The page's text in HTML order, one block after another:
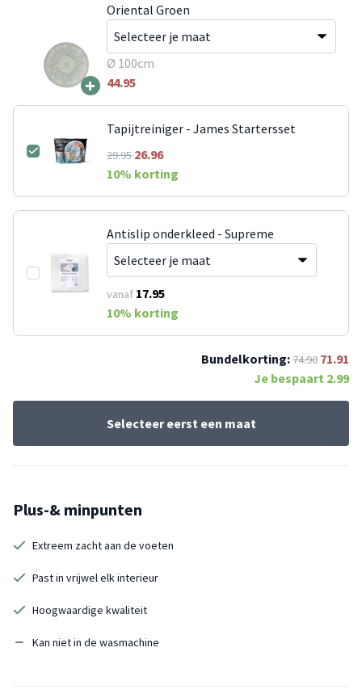
+
Oriental Groen
Ø 100cm
44.95
Tapijtreiniger - James Startersset
29.9526.96
10% korting
Antislip onderkleed - Supreme
vanaf 17.95
10% korting
Bundelkorting:74.90 71.91
Je bespaart 2.99
Selecteer eerst een maat
Plus-& minpunten
Extreem zacht aan de voeten
Past in vrijwel elk interieur
Hoogwaardige kwaliteit
Kan niet in de wasmachine